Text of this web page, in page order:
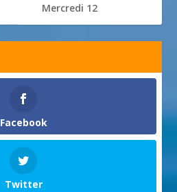
Mercredi 12
Facebook
Twitter